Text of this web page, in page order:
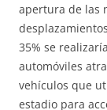
apertura de las
35% se
automóviles
vehículos que
estadio para